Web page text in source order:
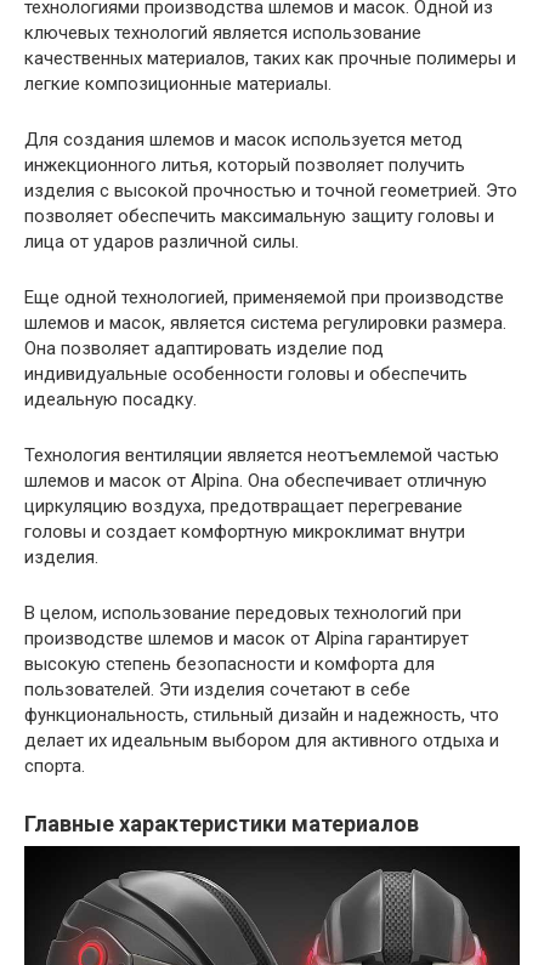
технологиями производства шлемов и масок. Одной из
ключевых технологий является использование
качественных материалов, таких как прочные полимеры и
легкие композиционные материалы.
Для создания шлемов и масок используется метод
инжекционного литья, который позволяет получить
изделия с высокой прочностью и точной геометрией. Это
позволяет обеспечить максимальную защиту головы и
лица от ударов различной силы.
Еще одной технологией, применяемой при производстве
шлемов и масок, является система регулировки размера.
Она позволяет адаптировать изделие под
индивидуальные особенности головы и обеспечить
идеальную посадку.
Технология вентиляции является неотъемлемой частью
шлемов и масок от Alpina. Она обеспечивает отличную
циркуляцию воздуха, предотвращает перегревание
головы и создает комфортную микроклимат внутри
изделия.
В целом, использование передовых технологий при
производстве шлемов и масок от Alpina гарантирует
высокую степень безопасности и комфорта для
пользователей. Эти изделия сочетают в себе
функциональность, стильный дизайн и надежность, что
делает их идеальным выбором для активного отдыха и
спорта.
Главные характеристики материалов